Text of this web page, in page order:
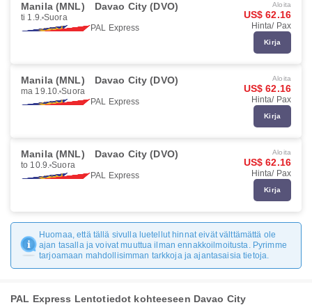
Manila (MNL) Davao City (DVO)
ti 1.9. Suora
PAL Express
Aloita
US$ 62.16
Hinta/ Pax
Kirja
Manila (MNL) Davao City (DVO)
ma 19.10. Suora
PAL Express
Aloita
US$ 62.16
Hinta/ Pax
Kirja
Manila (MNL) Davao City (DVO)
to 10.9. Suora
PAL Express
Aloita
US$ 62.16
Hinta/ Pax
Kirja
Huomaa, että tällä sivulla luetellut hinnat eivät välttämättä ole
ajan tasalla ja voivat muuttua ilman ennakkoilmoitusta. Pyrimme
tarjoamaan mahdollisimman tarkkoja ja ajantasaisia tietoja.
PAL Express Lentotiedot kohteeseen Davao City